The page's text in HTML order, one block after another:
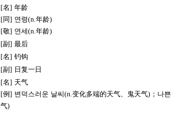
[名] 年龄
[同] 연령(n.年龄)
[敬] 연세(n.年龄)
[副] 最后
[名] 钓钩
[副] 日复一日
[名] 天气
[例] 변덕스러운 날씨(n.变化多端的天气、鬼天气)；나
气)